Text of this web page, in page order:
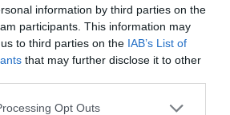
information by third parties on the
participants. This information may
to third parties on the IAB’s List of
that may further disclose it to other
app uses one or more Google
Opt Outs
και